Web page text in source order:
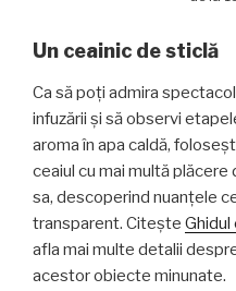
Un ceainic de sticlă
Ca să poţi admira
infuzării şi să observi
aroma în apa caldă,
ceaiul cu mai multă plăcere
sa, descoperind nuanţele
transparent. Citeşte Ghidul
afla mai multe detalii
acestor obiecte minunate.